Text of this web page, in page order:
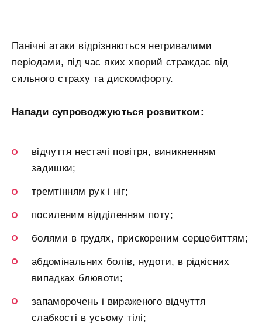
Панічні атаки відрізняються нетривалими
періодами, під час яких хворий страждає від
сильного страху та дискомфорту.
Напади супроводжуються розвитком:
відчуття нестачі повітря, виникненням
задишки;
тремтінням рук і ніг;
посиленим відділенням поту;
болями в грудях, прискореним серцебиттям;
абдомінальних болів, нудоти, в рідкісних
випадках блювоти;
запаморочень і вираженого відчуття
слабкості в усьому тілі;